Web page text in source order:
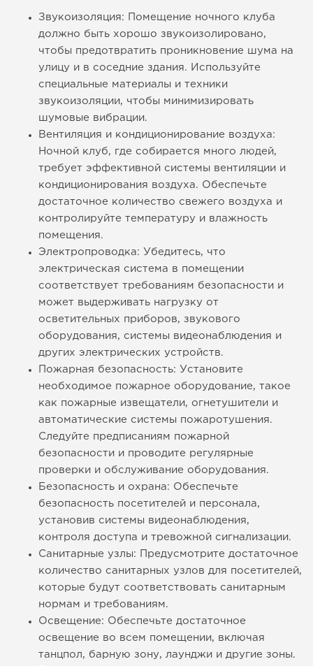
Звукоизоляция: Помещение ночного клуба
должно быть хорошо звукоизолировано,
чтобы предотвратить проникновение шума на
улицу и в соседние здания. Используйте
специальные материалы и техники
звукоизоляции, чтобы минимизировать
шумовые вибрации.
Вентиляция и кондиционирование воздуха:
Ночной клуб, где собирается много людей,
требует эффективной системы вентиляции и
кондиционирования воздуха. Обеспечьте
достаточное количество свежего воздуха и
контролируйте температуру и влажность
помещения.
Электропроводка: Убедитесь, что
электрическая система в помещении
соответствует требованиям безопасности и
может выдерживать нагрузку от
осветительных приборов, звукового
оборудования, системы видеонаблюдения и
других электрических устройств.
Пожарная безопасность: Установите
необходимое пожарное оборудование, такое
как пожарные извещатели, огнетушители и
автоматические системы пожаротушения.
Следуйте предписаниям пожарной
безопасности и проводите регулярные
проверки и обслуживание оборудования.
Безопасность и охрана: Обеспечьте
безопасность посетителей и персонала,
установив системы видеонаблюдения,
контроля доступа и тревожной сигнализации.
Санитарные узлы: Предусмотрите достаточное
количество санитарных узлов для посетителей,
которые будут соответствовать санитарным
нормам и требованиям.
Освещение: Обеспечьте достаточное
освещение во всем помещении, включая
танцпол, барную зону, лаунджи и другие зоны.